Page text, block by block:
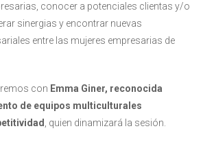
conocer a potenciales clientas y/o
sinergias y encontrar nuevas
entre las mujeres empresarias de
con Emma Giner, reconocida
de equipos multiculturales
, quien dinamizará la sesión.